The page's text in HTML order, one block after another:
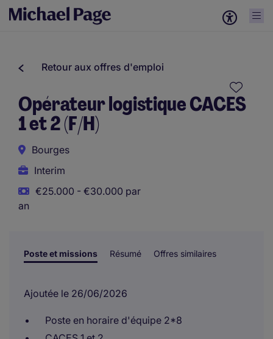
Retour aux offres d'emploi
Opérateur logistique CACES
1 et 2 (F/H)
Bourges
Interim
€25.000 - €30.000 par
an
Poste et missions Résumé Offres similaires
Ajoutée le 26/06/2026
Poste en horaire d'équipe 2*8